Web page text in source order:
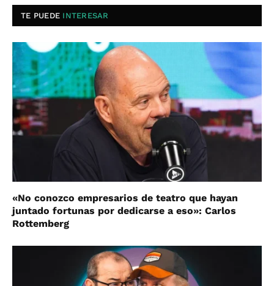
TE PUEDE INTERESAR
«No conozco empresarios de teatro que hayan
juntado fortunas por dedicarse a eso»: Carlos
Rottemberg